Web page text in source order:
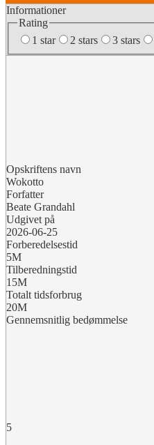
Informationer
Rating
1 star
2 stars 3 stars
Opskriftens navn
Wokotto
Forfatter
Beate Grandahl
Udgivet på
2026-06-25
Forberedelsestid
5M
Tilberedningstid
15M
Totalt tidsforbrug
20M
Gennemsnitlig bedømmelse
5